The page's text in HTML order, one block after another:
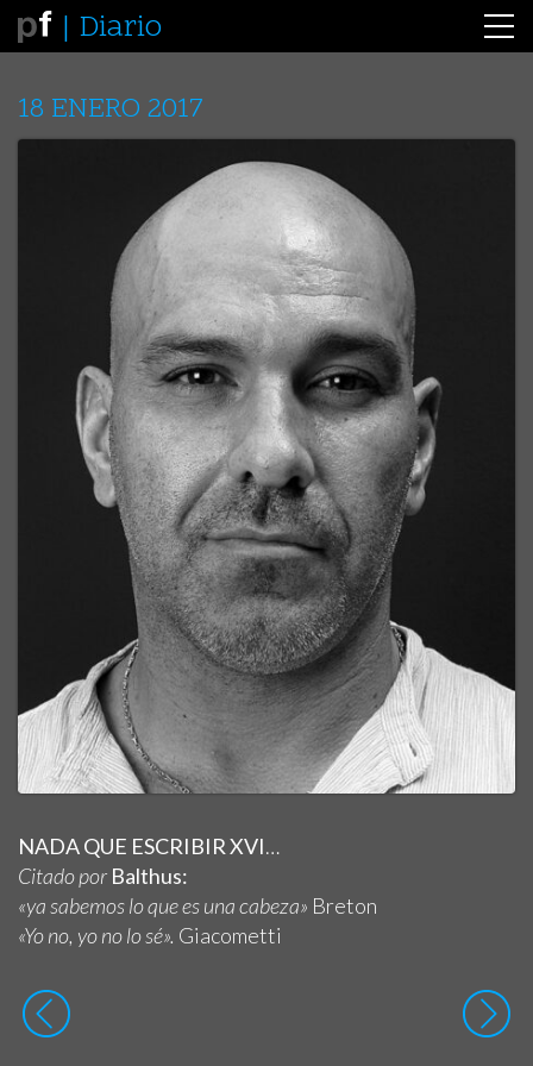
Diario
18 ENERO 2017
NADA QUE ESCRIBIR XVI…
Citado por Balthus:
«ya sabemos lo que es una cabeza» Breton
«Yo no, yo no lo sé». Giacometti